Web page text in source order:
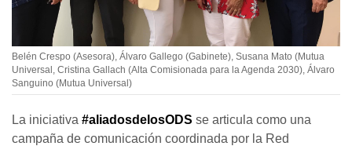
Belén Crespo (Asesora), Álvaro Gallego (Gabinete), Susana Mato (Mutua
Universal, Cristina Gallach (Alta Comisionada para la Agenda 2030), Álvaro
Sanguino (Mutua Universal)
La iniciativa #aliadosdelosODS se articula como una
campaña de comunicación coordinada por la Red